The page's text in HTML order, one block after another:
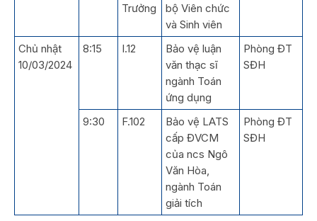
Trưởng
bộ Viên chức
và Sinh viên
Chủ nhật
10/03/2024
8:15 I.12
Bảo vệ luận
văn thạc sĩ
ngành Toán
ứng dụng
Phòng ĐT
SĐH
9:30 F.102
Bảo vệ LATS
cấp ĐVCM
của ncs Ngô
Văn Hòa,
ngành Toán
giải tích
Phòng ĐT
SĐH